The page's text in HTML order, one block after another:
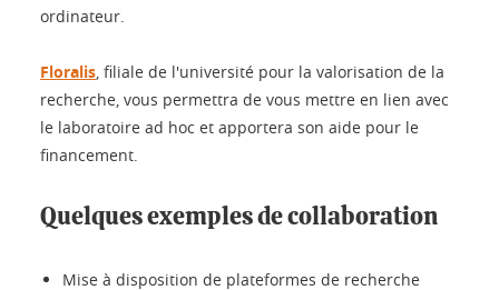
ordinateur.
Floralis , filiale de l'université pour la valorisation de la
recherche, vous permettra de vous mettre en lien avec
le laboratoire ad hoc et apportera son aide pour le
financement.
Quelques exemples de collaboration
Mise à disposition de plateformes de recherche